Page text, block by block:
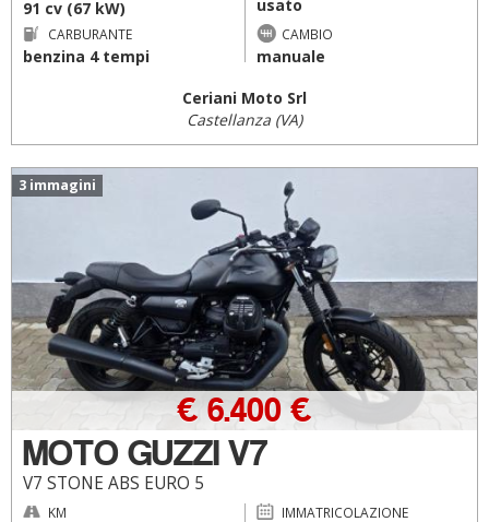
91 cv (67 kW) usato
CARBURANTE
benzina 4 tempi
CAMBIO
manuale
Ceriani Moto Srl
Castellanza (VA)
3 immagini
MOTO GUZZI V7
V7 STONE ABS EURO 5
€ 6.400 €
KM IMMATRICOLAZIONE